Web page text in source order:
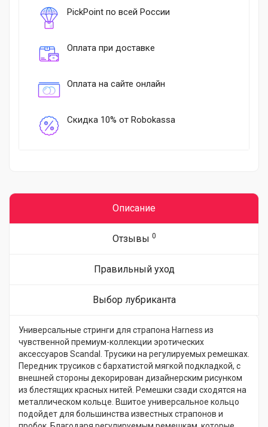
PickPoint по всей России
Оплата при доставке
Оплата на сайте онлайн
Скидка 10% от Robokassa
Описание
Отзывы 0
Правильный уход
Выбор лубриканта
Универсальные стринги для страпона Harness из
чувственной премиум-коллекции эротических
аксессуаров Scandal. Трусики на регулируемых ремешках.
Передник трусиков с бархатистой мягкой подкладкой, с
внешней стороны декорирован дизайнерским рисунком
из блестящих красных нитей. Ремешки сзади сходятся на
металлическом кольце. Вшитое универсальное кольцо
подойдет для большинства известных страпонов и